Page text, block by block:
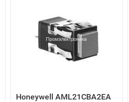
Honeywell AML21CBA2EA